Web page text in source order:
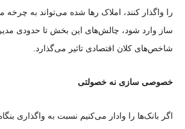
را واگذار کنند، املاک رها شده می‌تواند به
ساز وارد شود، چالش‌های این بخش تا حدودی
شاخص‌های کلان اقتصادی تاثیر می‌گذارد.
خصوصی سازی نه خصولتی
اگر بانک‌ها را وادار می‌کنیم نسبت به واگذاری